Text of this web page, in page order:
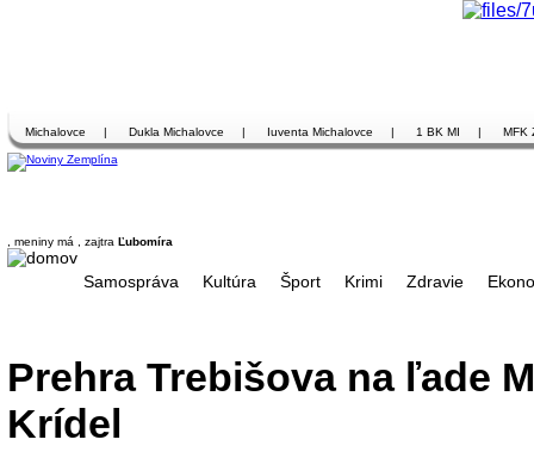
Michalovce | Dukla Michalovce | Iuventa Michalovce | 1 BK MI | MFK
, meniny má , zajtra Ľubomíra
Samospráva Kultúra Šport Krimi Zdravie
Prehra Trebišova na ľade
Krídel